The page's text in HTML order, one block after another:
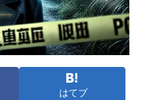
はてブ